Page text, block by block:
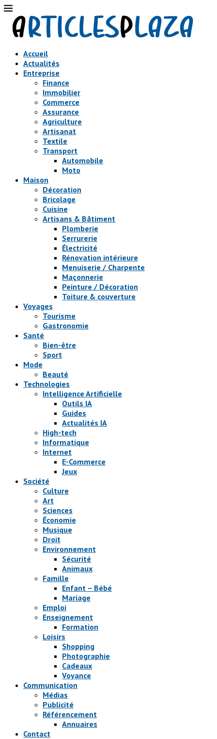
Accueil
Actualités
Entreprise
Finance
Immobilier
Commerce
Assurance
Agriculture
Artisanat
Textile
Transport
Automobile
Moto
Maison
Décoration
Bricolage
Cuisine
Artisans & Bâtiment
Plomberie
Serrurerie
Électricité
Rénovation intérieure
Menuiserie / Charpente
Maçonnerie
Peinture / Décoration
Toiture & couverture
Voyages
Tourisme
Gastronomie
Santé
Bien-être
Sport
Mode
Beauté
Technologies
Intelligence Artificielle
Outils IA
Guides
Actualités IA
High-tech
Informatique
Internet
E-Commerce
Jeux
Société
Culture
Art
Sciences
Économie
Musique
Droit
Environnement
Sécurité
Animaux
Famille
Enfant – Bébé
Mariage
Emploi
Enseignement
Formation
Loisirs
Shopping
Photographie
Cadeaux
Voyance
Communication
Médias
Publicité
Référencement
Annuaires
Contact